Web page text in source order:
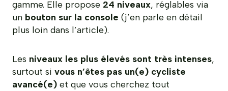
gamme. Elle propose 24 niveaux, réglables via
un bouton sur la console (j’en parle en détail
plus loin dans l’article).
Les niveaux les plus élevés sont très intenses,
surtout si vous n’êtes pas un(e) cycliste
avancé(e) et que vous cherchez tout